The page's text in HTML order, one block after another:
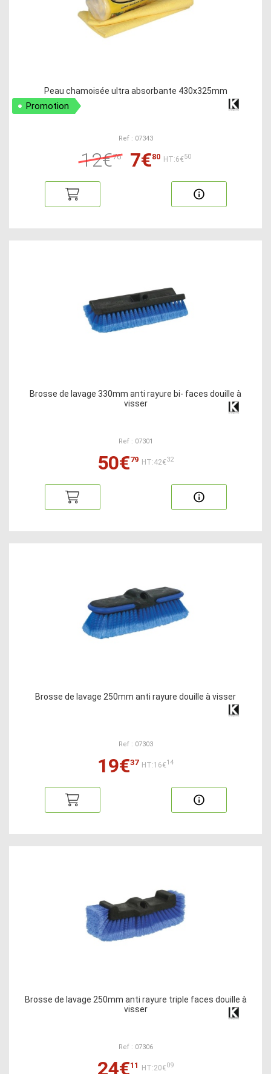
Peau chamoisée ultra absorbante 430x325mm
Promotion
Ref : 07343
12€76 7€80 HT:6€50
Brosse de lavage 330mm anti rayure bi- faces douille à
visser
Ref : 07301
50€79 HT:42€32
Brosse de lavage 250mm anti rayure douille à visser
Ref : 07303
19€37 HT:16€14
Brosse de lavage 250mm anti rayure triple faces douille à
visser
Ref : 07306
24€11 HT:20€09